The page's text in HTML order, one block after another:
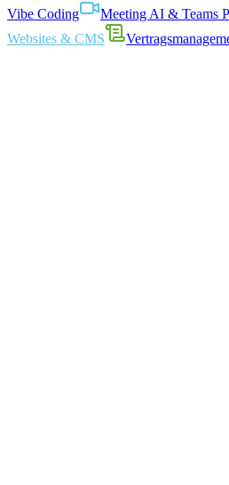
AGENT BEREIT · WARTET AUF
Vibe Coding
Meeting AI & Teams
Websites & CMS